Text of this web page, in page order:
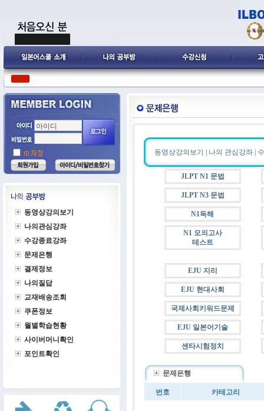
동영상강의보기
나의관심강좌
수강종료강좌
문제은행
결제정보
나의질답
교재배송조회
쿠폰정보
월별학습현황
사이버머니확인
포인트확인
동영상강의보기 나의 관심강좌|
JLPT N1 문법
JLPT N3 문법
N1독해
N1 모의고사
테스트
EJU 지리
EJU 현대사회
국제사회키워드문제
EJU 일본어기술
센타시험정치
문제은행
번호 카테고리